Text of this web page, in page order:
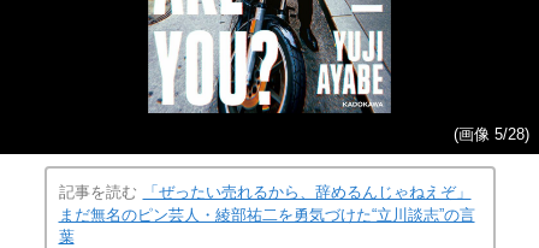
(画像 5/28)
記事を読む
「ぜったい売れるから、辞めるんじゃねえぞ」
まだ無名のピン芸人・綾部祐二を勇気づけた“立川談志”の言
葉